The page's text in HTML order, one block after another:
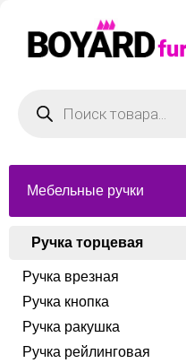
товаров
Мебельные ручки
Ручка торцевая
Ручка врезная
Ручка кнопка
Ручка ракушка
Ручка рейлинговая